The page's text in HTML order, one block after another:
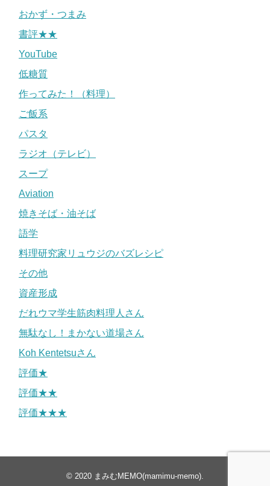
おかず・つまみ
書評★★
YouTube
低糖質
作ってみた！（料理）
ご飯系
パスタ
ラジオ（テレビ）
スープ
Aviation
焼きそば・油そば
語学
料理研究家リュウジのバズレシピ
その他
資産形成
だれウマ学生筋肉料理人さん
無駄なし！まかない道場さん
Koh Kentetsuさん
評価★
評価★★
評価★★★
© 2020 まみむMEMO(mamimu-memo)